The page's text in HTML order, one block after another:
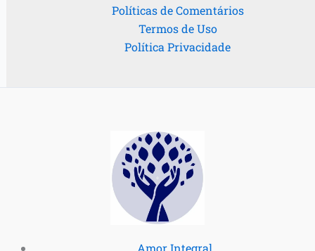
Políticas de Comentários
Termos de Uso
Política Privacidade
Amor Integral